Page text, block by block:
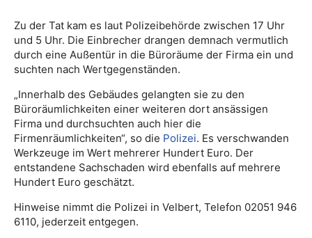
Zu der Tat kam es laut Polizeibehörde zwischen 17 Uhr
und 5 Uhr. Die Einbrecher drangen demnach vermutlich
durch eine Außentür in die Büroräume der Firma ein und
suchten nach Wertgegenständen.
„Innerhalb des Gebäudes gelangten sie zu den
Büroräumlichkeiten einer weiteren dort ansässigen
Firma und durchsuchten auch hier die
Firmenräumlichkeiten“, so die Polizei. Es verschwanden
Werkzeuge im Wert mehrerer Hundert Euro. Der
entstandene Sachschaden wird ebenfalls auf mehrere
Hundert Euro geschätzt.
Hinweise nimmt die Polizei in Velbert, Telefon 02051 946
6110, jederzeit entgegen.